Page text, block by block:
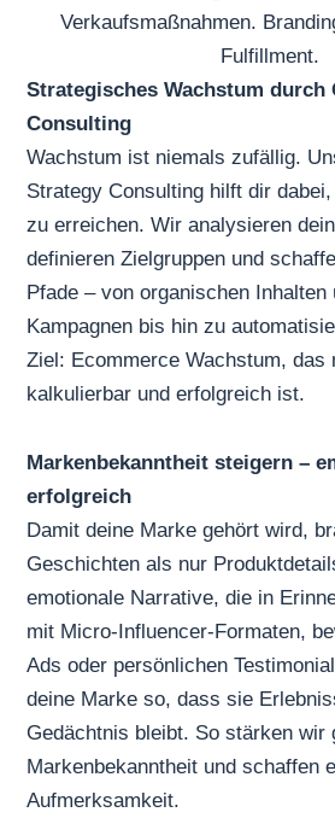
Strategisches Wachstum durch
Consulting
Wachstum ist niemals zufällig.
Strategy Consulting hilft dir
zu erreichen. Wir analysieren
definieren Zielgruppen und
Pfade – von organischen Inhalten
Kampagnen bis hin zu
Ziel: Ecommerce Wachstum, das
kalkulierbar und erfolgreich ist.
Markenbekanntheit steigern –
erfolgreich
Damit deine Marke gehört wird,
Geschichten als nur
emotionale Narrative, die in
mit Micro-Influencer-Formaten,
Ads oder persönlichen
deine Marke so, dass sie
Gedächtnis bleibt. So stärken wir
Markenbekanntheit und schaffen
Aufmerksamkeit.